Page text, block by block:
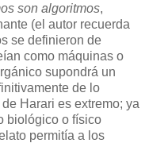
son algoritmos,
(el autor recuerda
se definieron de
como máquinas o
supondrá un
de lo
Harari es extremo; ya
biológico o físico
permitía a los